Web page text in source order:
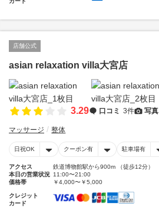
店舗公式
asian relaxation villa大宮店
3.29 口コミ 3件 写真
マッサージ 整体
日祝OK クーポン有 駐車場有
アクセス
鉄道博物館駅から900m （徒歩12分）
本日の営業状況 11:00〜21:00
価格帯
￥4,000〜￥5,000
クレジット
カード